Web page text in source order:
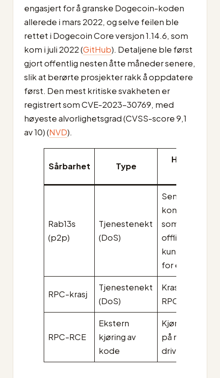
engasjert for å granske Dogecoin-koden
allerede i mars 2022, og selve feilen ble
rettet i Dogecoin Core versjon 1.14.6, som
kom i juli 2022 (GitHub). Detaljene ble først
gjort offentlig nesten åtte måneder senere,
slik at berørte prosjekter rakk å oppdatere
først. Den mest kritiske svakheten er
registrert som CVE-2023-30769, med
høyeste alvorlighetsgrad (CVSS-score 9,1
av 10) (NVD).
Sårbarhet Type
Hva en
Rab13s
(p2p)
Tjenestenekt
(DoS)
Sende
som tar noder
offline; over
kunne det
for et 51 %-
RPC-krasj
Tjenestenekt
(DoS)
Krasje noden
RPC-
RPC-RCE
Ekstern
kjøring av
kode
Kjøre vilkårlig
på maskinen
driver noden